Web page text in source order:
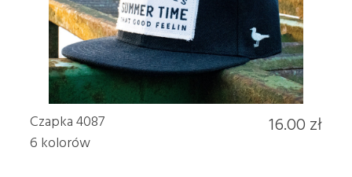
Czapka 4087
6 kolorów
16.00 zł